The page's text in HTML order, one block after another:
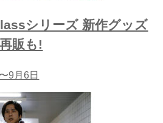
シリーズ 新作グッズ
販も!
9月6日